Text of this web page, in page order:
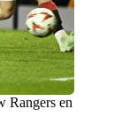
Rangers en